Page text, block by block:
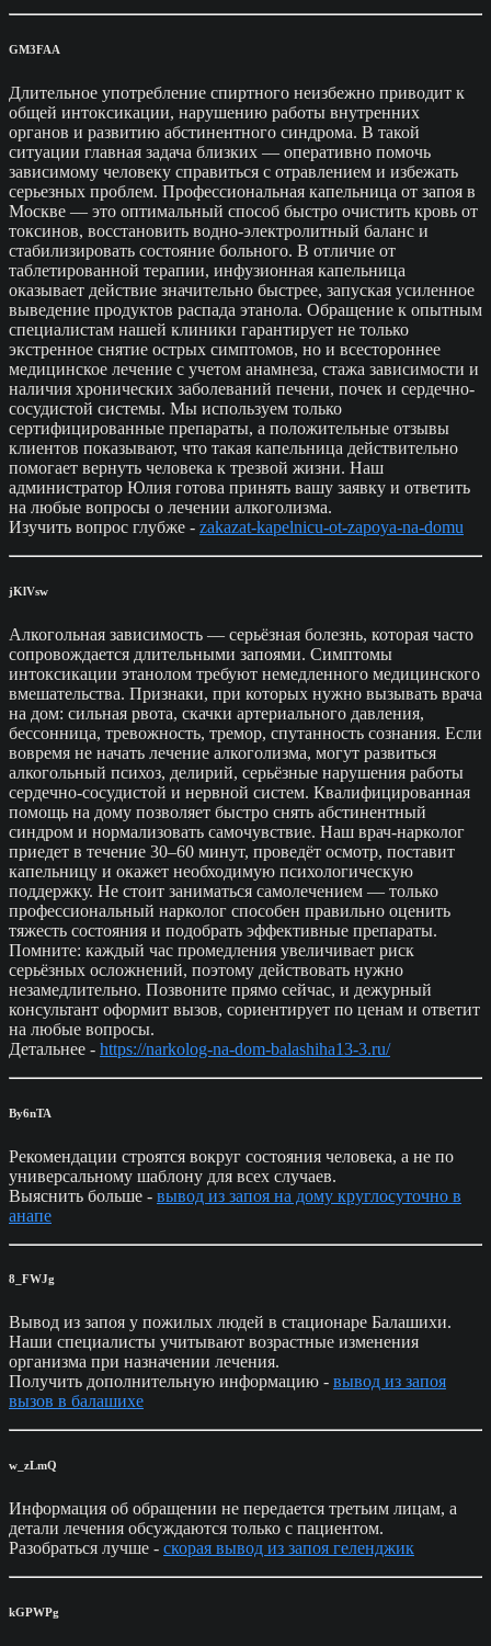
GM3FAA
Длительное употребление спиртного неизбежно приводит к
общей интоксикации, нарушению работы внутренних
органов и развитию абстинентного синдрома. В такой
ситуации главная задача близких — оперативно помочь
зависимому человеку справиться с отравлением и избежать
серьезных проблем. Профессиональная капельница от запоя в
Москве — это оптимальный способ быстро очистить кровь от
токсинов, восстановить водно-электролитный баланс и
стабилизировать состояние больного. В отличие от
таблетированной терапии, инфузионная капельница
оказывает действие значительно быстрее, запуская усиленное
выведение продуктов распада этанола. Обращение к опытным
специалистам нашей клиники гарантирует не только
экстренное снятие острых симптомов, но и всестороннее
медицинское лечение с учетом анамнеза, стажа зависимости и
наличия хронических заболеваний печени, почек и сердечно-
сосудистой системы. Мы используем только
сертифицированные препараты, а положительные отзывы
клиентов показывают, что такая капельница действительно
помогает вернуть человека к трезвой жизни. Наш
администратор Юлия готова принять вашу заявку и ответить
на любые вопросы о лечении алкоголизма.
Изучить вопрос глубже - zakazat-kapelnicu-ot-zapoya-na-domu
jKlVsw
Алкогольная зависимость — серьёзная болезнь, которая часто
сопровождается длительными запоями. Симптомы
интоксикации этанолом требуют немедленного медицинского
вмешательства. Признаки, при которых нужно вызывать врача
на дом: сильная рвота, скачки артериального давления,
бессонница, тревожность, тремор, спутанность сознания. Если
вовремя не начать лечение алкоголизма, могут развиться
алкогольный психоз, делирий, серьёзные нарушения работы
сердечно-сосудистой и нервной систем. Квалифицированная
помощь на дому позволяет быстро снять абстинентный
синдром и нормализовать самочувствие. Наш врач-нарколог
приедет в течение 30–60 минут, проведёт осмотр, поставит
капельницу и окажет необходимую психологическую
поддержку. Не стоит заниматься самолечением — только
профессиональный нарколог способен правильно оценить
тяжесть состояния и подобрать эффективные препараты.
Помните: каждый час промедления увеличивает риск
серьёзных осложнений, поэтому действовать нужно
незамедлительно. Позвоните прямо сейчас, и дежурный
консультант оформит вызов, сориентирует по ценам и ответит
на любые вопросы.
Детальнее - https://narkolog-na-dom-balashiha13-3.ru/
By6nTA
Рекомендации строятся вокруг состояния человека, а не по
универсальному шаблону для всех случаев.
Выяснить больше - вывод из запоя на дому круглосуточно в
анапе
8_FWJg
Вывод из запоя у пожилых людей в стационаре Балашихи.
Наши специалисты учитывают возрастные изменения
организма при назначении лечения.
Получить дополнительную информацию - вывод из запоя
вызов в балашихе
w_zLmQ
Информация об обращении не передается третьим лицам, а
детали лечения обсуждаются только с пациентом.
Разобраться лучше - скорая вывод из запоя геленджик
kGPWPg